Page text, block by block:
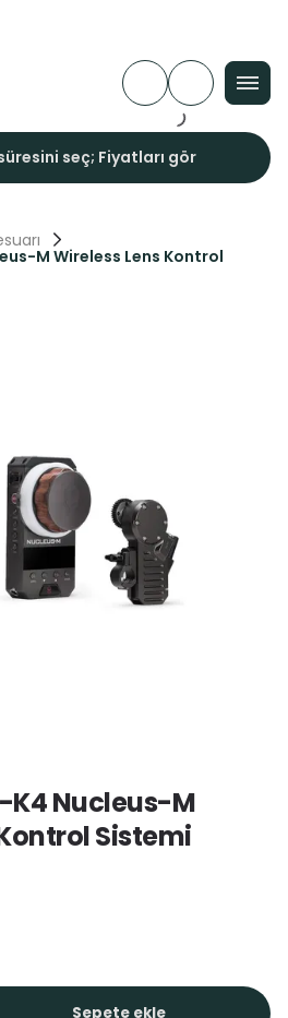
M Wireless Lens Kontrol
K4 Nucleus-M
Sistemi